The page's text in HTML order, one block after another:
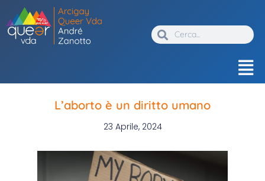
L’aborto è un diritto umano
23 Aprile, 2024